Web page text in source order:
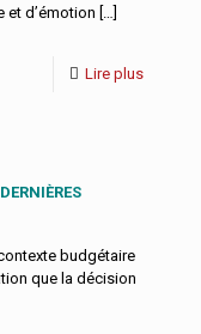
et d’émotion […]
Lire plus
budgétaire
que la décision